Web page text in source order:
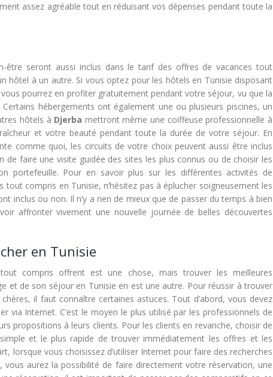
assez agréable tout en réduisant vos dépenses pendant toute la
être seront aussi inclus dans le tarif des offres de vacances tout
hôtel à un autre. Si vous optez pour les hôtels en Tunisie disposant
pourrez en profiter gratuitement pendant votre séjour, vu que la
hébergements ont également une ou plusieurs piscines, un
hôtels à Djerba mettront même une coiffeuse professionnelle à
et votre beauté pendant toute la durée de votre séjour. En
comme quoi, les circuits de votre choix peuvent aussi être inclus
de faire une visite guidée des sites les plus connus ou de choisir les
portefeuille. Pour en savoir plus sur les différentes activités de
compris en Tunisie, n’hésitez pas à éplucher soigneusement les
inclus ou non. Il n’y a rien de mieux que de passer du temps à bien
affronter vivement une nouvelle journée de belles découvertes
en Tunisie
compris offrent est une chose, mais trouver les meilleures
et de son séjour en Tunisie en est une autre. Pour réussir à trouver
il faut connaître certaines astuces. Tout d’abord, vous devez
via Internet. C’est le moyen le plus utilisé par les professionnels de
propositions à leurs clients. Pour les clients en revanche, choisir de
et le plus rapide de trouver immédiatement les offres et les
lorsque vous choisissez d’utiliser Internet pour faire des recherches
aurez la possibilité de faire directement votre réservation, une